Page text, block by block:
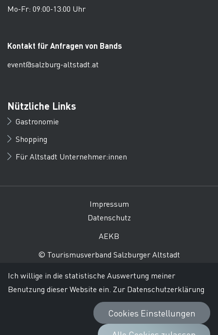
Mo-Fr: 09:00-13:00 Uhr
Kontakt für Anfragen von Bands
event@salzburg-altstadt.at
Nützliche Links
Gastronomie
Shopping
Für Altstadt Unternehmer:innen
Impressum
Datenschutz
AEKB
© Tourismusverband Salzburger Altstadt
Ich willige in die statistische Auswertung meiner
Benutzung dieser Website ein. Zur Datenschutzerklärung
Cookies Einstellungen